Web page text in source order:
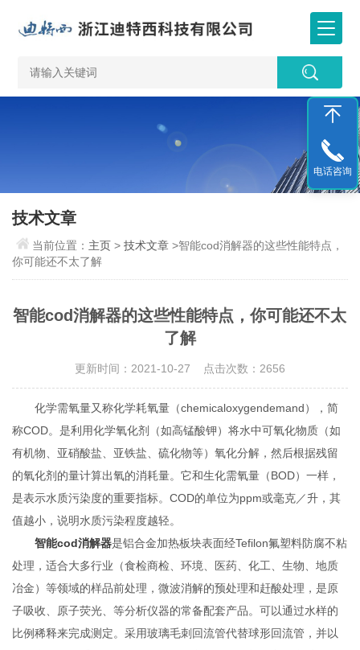
技术文章
当前位置： 主页 >技术文章 >智能cod消解器的这些性能特点，
你可能还不太了解
智能cod消解器的这些性能特点，你可能还不太
了解
更新时间：2021-10-27 点击次数：2656
化学需氧量又称化学耗氧量（chemicaloxygendemand），简
称COD。是利用化学氧化剂（如高锰酸钾）将水中可氧化物质（如
有机物、亚硝酸盐、亚铁盐、硫化物等）氧化分解，然后根据残留
的氧化剂的量计算出氧的消耗量。它和生化需氧量（BOD）一样，
是表示水质污染度的重要指标。COD的单位为ppm或毫克／升，其
值越小，说明水质污染程度越轻。
智能cod消解器是铝合金加热板块表面经Tefilon氟塑料防腐不粘
处理，适合大多行业（食检商检、环境、医药、化工、生物、地质
冶金）等领域的样品前处理，微波消解的预处理和赶酸处理，是原
子吸收、原子荧光、等分析仪器的常备配套产品。可以通过水样的
比例稀释来完成测定。采用玻璃毛刺回流管代替球形回流管，并以
电话咨询